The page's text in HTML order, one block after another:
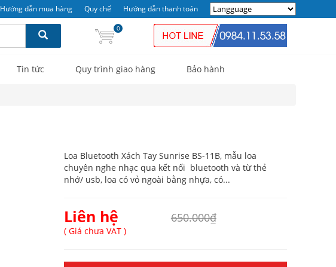
Hướng dẫn mua hàng Quy chế Hướng dẫn thanh toán
0
Tin tức Quy trình giao hàng Bảo hành
Loa Bluetooth Xách Tay Sunrise BS-11B, mẫu loa
chuyên nghe nhạc qua kết nối bluetooth và từ thẻ
nhớ/ usb, loa có vỏ ngoài bằng nhựa, có...
Liên hệ 650.000₫
( Giá chưa VAT )